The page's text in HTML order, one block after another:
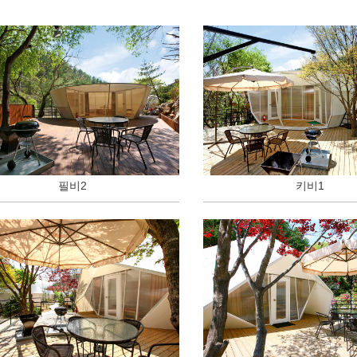
필비2 키비1